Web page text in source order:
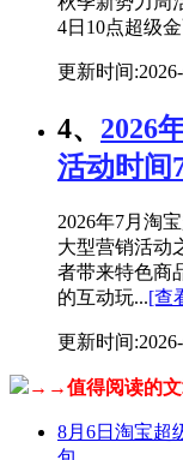
4日10点超级
更新时间
4、 2026
活动时间
2026年7月淘
大型营销活动
者带来特色商
的互动玩...[查
更新时间
→→值得阅读的
8月6日淘宝超